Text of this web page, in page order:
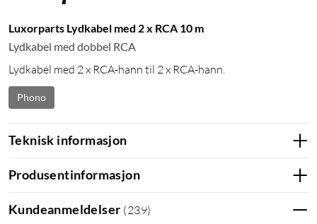
Luxorparts Lydkabel med 2 x RCA 10 m
Lydkabel med dobbel RCA
Lydkabel med 2 x RCA-hann til 2 x RCA-hann.
Phono
Teknisk informasjon
Produsentinformasjon
Kundeanmeldelser (239)